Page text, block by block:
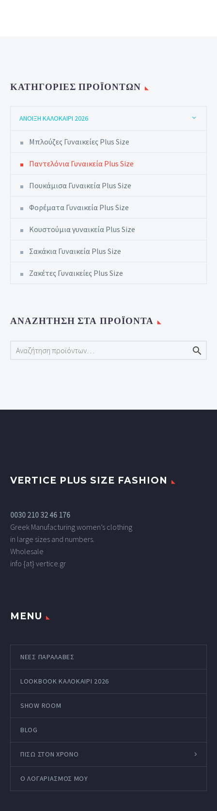
ΚΑΤΗΓΟΡΊΕΣ ΠΡΟΪΌΝΤΩΝ
ΆΝΟΙΞΗ ΚΑΛΟΚΑΊΡΙ 2026
Μπλούζες Γυναικείες Plus Size
Παντελόνια Γυναικεία Plus Size
Πουκάμισα Γυναικεία Plus Size
Φορέματα Γυναικεία Plus Size
Κουστούμια γυναικεία Plus Size
Σακάκια Γυναικεία Plus Size
Ζακέτες Γυναικείες Plus Size
ΑΝΑΖΉΤΗΣΗ ΣΤΑ ΠΡΟΪΌΝΤΑ

VERTICE PLUS SIZE FASHION
0030 210 32 46 176
Greek Manufacturing women’s clothing
in large sizes and numbers.
Wholesale
info {at} vertice.gr
MENU
ΝΕΕΣ ΠΑΡΑΛΑΒΕΣ
LOOKBOOK ΚΑΛΟΚΑΊΡΙ 2026
SHOW ROOM
BLOG
ΠΙΣΩ ΣΤΟΝ ΧΡΟΝΟ
Ο ΛΟΓΑΡΙΑΣΜΌΣ ΜΟΥ